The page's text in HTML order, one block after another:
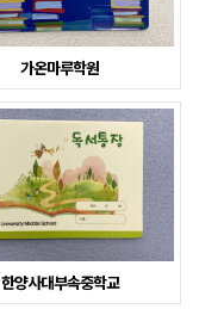
가온마루학원
한양사대부속중학교